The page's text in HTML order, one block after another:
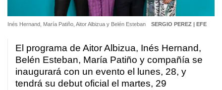
Inés Hernand, María Patiño, Aitor Albizua y Belén Esteban SERGIO PEREZ | EFE
El programa de Aitor Albizua, Inés Hernand,
Belén Esteban, María Patiño y compañía se
inaugurará con un evento el lunes, 28, y
tendrá su debut oficial el martes, 29